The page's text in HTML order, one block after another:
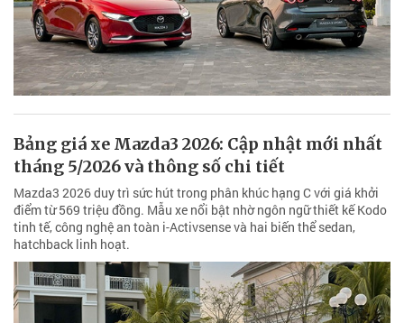
Bảng giá xe Mazda3 2026: Cập nhật mới nhất
tháng 5/2026 và thông số chi tiết
Mazda3 2026 duy trì sức hút trong phân khúc hạng C với giá khởi
điểm từ 569 triệu đồng. Mẫu xe nổi bật nhờ ngôn ngữ thiết kế Kodo
tinh tế, công nghệ an toàn i-Activsense và hai biến thể sedan,
hatchback linh hoạt.